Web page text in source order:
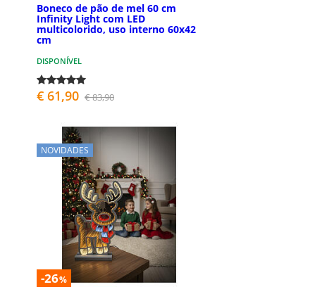
Boneco de pão de mel 60 cm
Infinity Light com LED
multicolorido, uso interno 60x42
cm
DISPONÍVEL
€ 61,90 € 83,90
NOVIDADES
-26%